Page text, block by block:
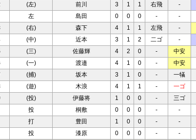
(左) 前川 3 1 1 右飛 -
左
島田 0 0 0 - -
(右) 森下 4 1 1 左飛 -
(中) 近本 3 1 2 二ゴ -
(三) 佐藤輝 4 2 0 - 中安
(一) 渡邉 4 1 0 - 中安
(捕) 坂本 3 1 0 - 一犠
(遊) 木浪 4 1 1 - 一ゴ
(投) 伊藤将 1 0 0 - 三ゴ
投
桐敷 0 0 0 - -
打
豊田 1 0 0 - -
投
漆原 0 0 0 - -